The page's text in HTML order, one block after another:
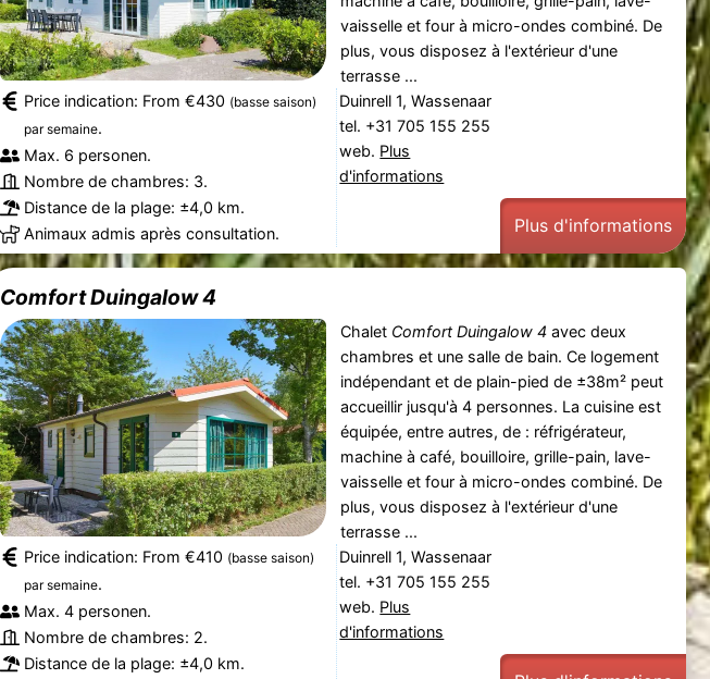
vaisselle et four à micro-ondes combiné. De
plus, vous disposez à l'extérieur d'une
terrasse ...
Price indication: From €430 (basse saison)
par semaine.
Max. 6 personen.
Nombre de chambres: 3.
Distance de la plage: ±4,0 km.
Animaux admis après consultation.
Duinrell 1, Wassenaar
tel. +31 705 155 255
web. Plus
d'informations
Plus d'informations
Comfort Duingalow 4
Chalet Comfort Duingalow 4avec deux
chambres et une salle de bain. Ce logement
indépendant et de plain-pied de ±38m² peut
accueillir jusqu'à 4 personnes. La cuisine est
équipée, entre autres, de : réfrigérateur,
machine à café, bouilloire, grille-pain, lave-
vaisselle et four à micro-ondes combiné. De
plus, vous disposez à l'extérieur d'une
terrasse ...
Price indication: From €410 (basse saison)
par semaine.
Max. 4 personen.
Nombre de chambres: 2.
Distance de la plage: ±4,0 km.
Duinrell 1, Wassenaar
tel. +31 705 155 255
web. Plus
d'informations